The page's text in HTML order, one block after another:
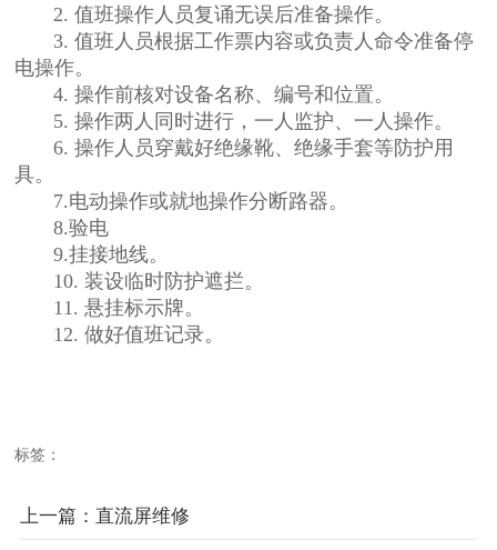
2. 值班操作人员复诵无误后准备操作。
3. 值班人员根据工作票内容或负责人命令准备停
电操作。
4. 操作前核对设备名称、编号和位置。
5. 操作两人同时进行，一人监护、一人操作。
6. 操作人员穿戴好绝缘靴、绝缘手套等防护用
具。
7.电动操作或就地操作分断路器。
8.验电
9.挂接地线。
10. 装设临时防护遮拦。
11. 悬挂标示牌。
12. 做好值班记录。
标签：
上一篇：直流屏维修